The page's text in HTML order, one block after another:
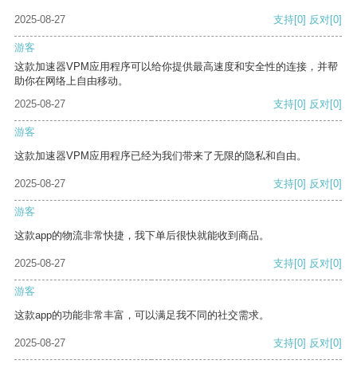
2025-08-27 支持[0] 反对[0]
游客
这款加速器VPM应用程序可以给你提供最高速度和安全性的连接，并帮
助你在网络上自由移动。
2025-08-27
支持[0] 反对[0]
游客
这款加速器VPM应用程序已经为我们带来了无限的隐私和自由。
2025-08-27 支持[0] 反对[0]
游客
这款app的物流非常快捷，我下单后很快就能收到商品。
2025-08-27 支持[0] 反对[0]
游客
这款app的功能非常丰富，可以满足我不同的社交需求。
2025-08-27 支持[0] 反对[0]